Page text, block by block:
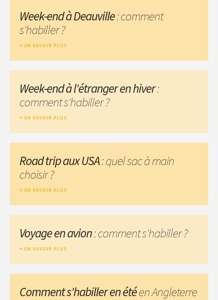
Week-end à Deauville: comment
s'habiller ?
EN SAVOIR PLUS
Week-end à l'étranger en hiver:
comment s'habiller ?
EN SAVOIR PLUS
Road trip aux USA: quel sac à main
choisir ?
EN SAVOIR PLUS
Voyage en avion: comment s'habiller ?
EN SAVOIR PLUS
Comment s'habiller en étéen Angleterre